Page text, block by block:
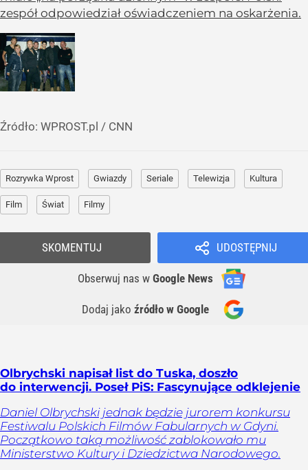
zespół odpowiedział oświadczeniem na oskarżenia.
Źródło: WPROST.pl / CNN
Rozrywka Wprost Gwiazdy Seriale Telewizja Kultura
Film Świat Filmy
UDOSTĘPNIJ
Obserwuj nas w Google News
Dodaj jako źródło w Google
SKOMENTUJ
Olbrychski napisał list do Tuska, doszło
do interwencji. Poseł PiS: Fascynujące odklejenie
Daniel Olbrychski jednak będzie jurorem konkursu
Festiwalu Polskich Filmów Fabularnych w Gdyni.
Początkowo taką możliwość zablokowało mu
Ministerstwo Kultury i Dziedzictwa Narodowego.